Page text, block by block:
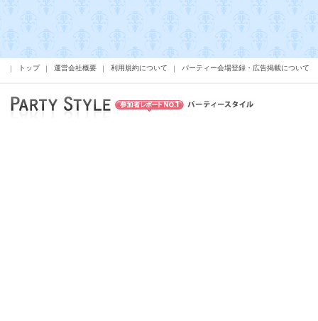
トップ 運営会社概要 利用規約について パーティー会場登録・広告掲載について